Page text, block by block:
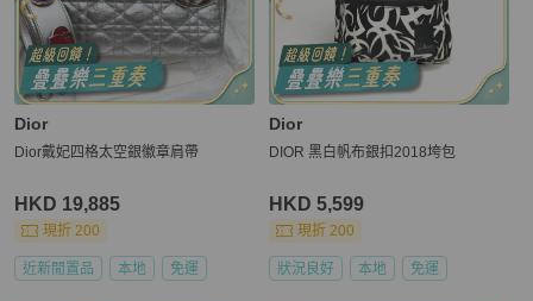
Dior
Dior戴妃四格太空銀徽章肩帶
HKD 19,885
現折 200
近新閒置品 本地 免運
Dior
DIOR 黑白帆布銀扣2018垮包
HKD 5,599
現折 200
狀況良好 本地 免運